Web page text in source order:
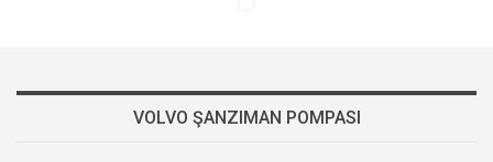
VOLVO ŞANZIMAN POMPASI